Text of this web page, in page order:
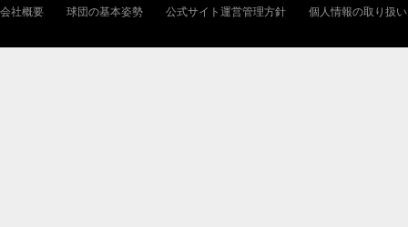
会社概要 球団の基本姿勢 公式サイト運営管理方針 個人情報の取り扱い